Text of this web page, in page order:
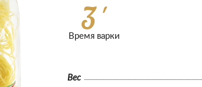
3 '
Время варки
Вес